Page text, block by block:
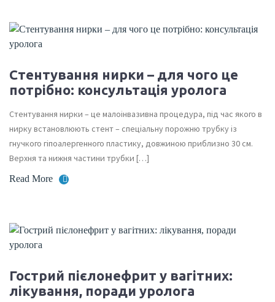
Стентування нирки – для чого це
потрібно: консультація уролога
Стентування нирки – це малоінвазивна процедура, під час якого в
нирку встановлюють стент – спеціальну порожню трубку із
гнучкого гіпоалергенного пластику, довжиною приблизно 30 см.
Верхня та нижня частини трубки […]
Read More
Гострий пієлонефрит у вагітних:
лікування, поради уролога